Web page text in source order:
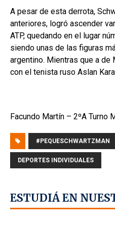
A pesar de esta derrota,
anteriores, logró ascender
ATP, quedando en el lugar
siendo unas de las figuras
argentino. Mientras que a de
con el tenista ruso Aslan
Facundo Martín – 2ºA Turno
#PEQUESCHWARTZMAN
DEPORTES INDIVIDUALES
ESTUDIÁ EN